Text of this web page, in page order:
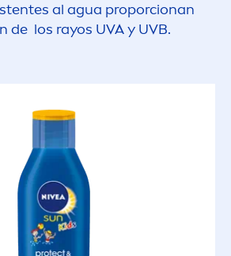
al agua proporcionan
de los rayos UVA y UVB.